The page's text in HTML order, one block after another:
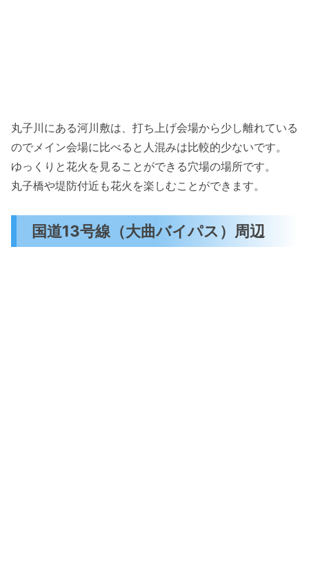
丸子川にある河川敷は、打ち上げ会場から少し離れている
のでメイン会場に比べると人混みは比較的少ないです。
ゆっくりと花火を見ることができる穴場の場所です。
丸子橋や堤防付近も花火を楽しむことができます。
国道13号線（大曲バイパス）周辺